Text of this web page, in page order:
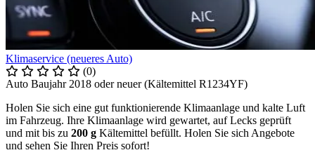
Klimaservice (neueres Auto)
(0)
Auto Baujahr 2018 oder neuer (Kältemittel R1234YF)
Holen Sie sich eine gut funktionierende Klimaanlage und kalte Luft
im Fahrzeug. Ihre Klimaanlage wird gewartet, auf Lecks geprüft
und mit bis zu 200 g Kältemittel befüllt. Holen Sie sich Angebote
und sehen Sie Ihren Preis sofort!